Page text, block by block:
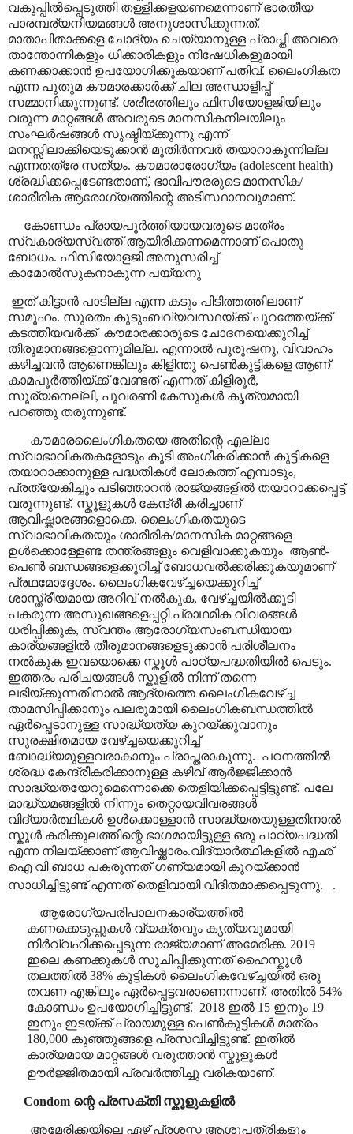
വകുപ്പിൽപ്പെടുത്തി തള്ളിക്കളയണമെന്നാണ് ഭാരതീയ
പാരമ്പര്യനിയമങ്ങൾ അനുശാസിക്കുന്നത്.
മാതാപിതാക്കളെ ചോദ്യം ചെയ്യാനുള്ള പ്രാപ്തി അവരെ
താന്തോന്നികളും ധിക്കാരികളും നിഷേധികളുമായി
കണക്കാക്കാൻ ഉപയോഗിക്കുകയാണ് പതിവ്. ലൈംഗികത
എന്ന പുതുമ കൗമാരക്കാർക്ക് ചില അന്ധാളിപ്പ്
സമ്മാനിക്കുന്നുണ്ട്. ശരീരത്തിലും ഫിസിയോളജിയിലും
വരുന്ന മാറ്റങ്ങൾ അവരുടെ മാനസികനിലയിലും
സംഘർഷങ്ങൾ സൃഷ്ടിയ്ക്കുന്നു എന്ന്
മനസ്സിലാക്കിയെടുക്കാൻ മുതിർന്നവർ തയാറാകുന്നില്ല
എന്നതത്രേ സത്യം. കൗമാരാരോഗ്യം (adolescent health)
ശ്രദ്ധിക്കപ്പെടേണ്ടതാണ്, ഭാവിപൗരരുടെ മാനസിക/
ശാരീരിക ആരോഗ്യത്തിന്റെ അടിസ്ഥാനവുമാണ്.
കോണ്ഡം പ്രായപൂർത്തിയായവരുടെ മാത്രം
സ്വകാര്യസ്വത്ത് ആയിരിക്കണമെന്നാണ് പൊതു
ബോധം. ഫിസിയോളജി അനുസരിച്ച്
കാമോൽസുകനാകുന്ന പയ്യനു
ഇത് കിട്ടാൻ പാടില്ല എന്ന കടും പിടിത്തത്തിലാണ്
സമൂഹം. സുരതം കുടുംബവ്യവസ്ഥയ്ക്ക് പുറത്തേയ്ക്ക്
കടത്തിയവർക്ക് കൗമാരക്കാരുടെ ചോദനയെക്കുറിച്ച്
തീരുമാനങ്ങളൊന്നുമില്ല. എന്നാൽ പുരുഷനു, വിവാഹം
കഴിച്ചവൻ ആണെങ്കിലും കിളിന്തു പെൺകുട്ടികളെ ആണ്
കാമപൂർത്തിയ്ക്ക് വേണ്ടത് എന്നത് കിളിരൂർ,
സൂര്യനെല്ലി, പൂവരണി കേസുകൾ കൃത്യമായി
പറഞ്ഞു തരുന്നുണ്ട്.
കൗമാരലൈംഗികതയെ അതിന്റെ എല്ലാ
സ്വാഭാവികതകളോടും കൂടി അംഗീകരിക്കാൻ കുട്ടികളെ
തയാറാക്കാനുള്ള പദ്ധതികൾ ലോകത്ത് എമ്പാടും,
പ്രത്യേകിച്ചും പടിഞ്ഞാറൻ രാജ്യങ്ങളിൽ തയാറാക്കപ്പെട്ട്
വരുന്നുണ്ട്. സ്കൂളുകൾ കേന്ദ്രീ കരിച്ചാണ്
ആവിഷ്ക്കാരങ്ങളൊക്കെ. ലൈംഗികതയുടെ
സ്വാഭാവികതയും ശാരീരിക/മാനസിക മാറ്റങ്ങളെ
ഉൾക്കൊള്ളേണ്ട തന്ത്രങ്ങളും വെളിവാക്കുകയും ആൺ-
പെൺ ബന്ധങ്ങളെക്കുറിച്ച് ബോധവൽക്കരിക്കുകയുമാണ്
പ്രഥമോദ്ദേശം. ലൈംഗികവേഴ്ച്ചയെക്കുറിച്ച്
ശാസ്ത്രീയമായ അറിവ് നൽകുക, വേഴ്ച്ചയിൽക്കൂടി
പകരുന്ന അസുഖങ്ങളെപ്പറ്റി പ്രാഥമിക വിവരങ്ങൾ
ധരിപ്പിക്കുക, സ്വന്തം ആരോഗ്യസംബന്ധിയായ
കാര്യങ്ങളിൽ തീരുമാനങ്ങളെടുക്കാൻ പരിശീലനം
നൽകുക ഇവയൊക്കെ സ്കൂൾ പാഠ്യപദ്ധതിയിൽ പെടും.
ഇത്തരം പരിചയങ്ങൾ സ്കൂളിൽ നിന്ന് തന്നെ
ലഭിയ്ക്കുന്നതിനാൽ ആദ്യത്തെ ലൈംഗികവേഴ്ച്ച
താമസിപ്പിക്കാനും പലരുമായി ലൈംഗികബന്ധത്തിൽ
ഏർപ്പെടാനുള്ള സാദ്ധ്യത്യ കുറയ്ക്കുവാനും
സുരക്ഷിതമായ വേഴ്ച്ചയെക്കുറിച്ച്
ബോദ്ധ്യമുള്ളവരാകാനും പ്രാപ്തരാകുന്നു. പഠനത്തിൽ
ശ്രദ്ധ കേന്ദ്രീകരിക്കാനുള്ള കഴിവ് ആർജ്ജിക്കാൻ
സാദ്ധ്യതയേറുമെന്നൊക്കെ തെളിയിക്കപ്പെട്ടിട്ടുണ്ട്. പലേ
മാദ്ധ്യമങ്ങളിൽ നിന്നും തെറ്റായവിവരങ്ങൾ
വിദ്യാർത്ഥികൾ ഉൾക്കൊള്ളാൻ സാദ്ധ്യതയുള്ളതിനാൽ
സ്കൂൾ കരിക്കുലത്തിന്റെ ഭാഗമായിട്ടുള്ള ഒരു പാഠ്യപദ്ധതി
എന്ന നിലയ്ക്കാണ് ആവിഷ്ക്കാരം.വിദ്യാർത്ഥികളിൽ എഛ്
ഐ വി ബാധ പകരുന്നത് ഗണ്യമായി കുറയ്ക്കാൻ
സാധിച്ചിട്ടുണ്ട് എന്നത് തെളിവായി വിദിതമാക്കപ്പെടുന്നു.
.
ആരോഗ്യപരിപാലനകാര്യത്തിൽ
കണക്കെടുപ്പുകൾ വ്യക്തവും കൃത്യവുമായി
നിർവ്വഹിക്കപ്പെടുന്ന രാജ്യമാണ് അമേരിക്ക. 2019
ഇലെ കണക്കുകൾ സൂചിപ്പിക്കുന്നത് ഹൈസ്കൂൾ
തലത്തിൽ 38% കുട്ടികൾ ലൈംഗികവേഴ്ച്ചയിൽ ഒരു
തവണ എങ്കിലും ഏർപ്പെട്ടവരാണെന്നാണ്. അതിൽ 54%
കോണ്ഡം ഉപയോഗിച്ചിട്ടുണ്ട്. 2018 ഇൽ 15 ഇനും 19
ഇനും ഇടയ്ക്ക് പ്രായമുള്ള പെൺകുട്ടികൾ മാത്രം
180,000 കുഞ്ഞുങ്ങളെ പ്രസവിച്ചിട്ടുണ്ട്. ഇതിൽ
കാര്യമായ മാറ്റങ്ങൾ വരുത്താൻ സ്കൂളുകൾ
ഊർജ്ജിതമായി പ്രവർത്തിച്ചു വരികയാണ്.
Condom ന്റെ പ്രസക്തി സ്കൂളുകളിൽ
അമേരിക്കയിലെ ഏഴ് പ്രശസ്ത ആശുപത്രികളും